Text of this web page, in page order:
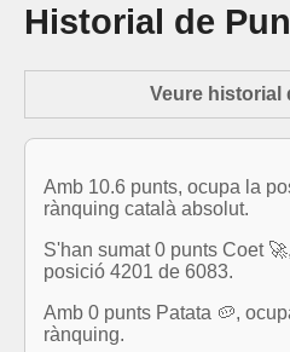
Historial de
Veure historial
Amb 10.6 punts, ocupa la
rànquing català absolut.
S'han sumat 0 punts Coet
posició 4201 de 6083.
Amb 0 punts Patata 🥔,
rànquing.